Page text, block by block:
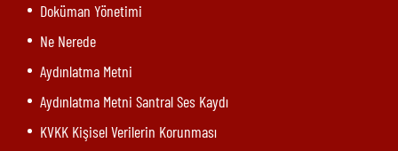
Doküman Yönetimi
Ne Nerede
Aydınlatma Metni
Aydınlatma Metni Santral Ses Kaydı
KVKK Kişisel Verilerin Korunması